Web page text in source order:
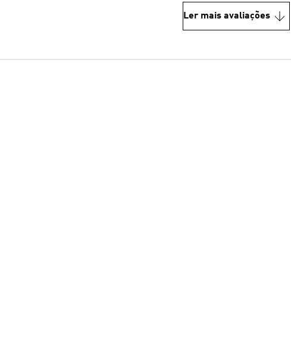
Ler mais avaliações